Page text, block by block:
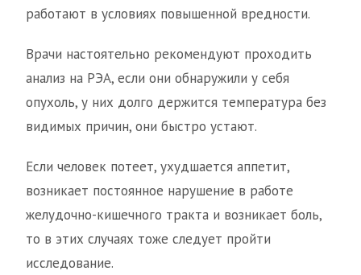
работают в условиях повышенной вредности.
Врачи настоятельно рекомендуют проходить
анализ на РЭА, если они обнаружили у себя
опухоль, у них долго держится температура без
видимых причин, они быстро устают.
Если человек потеет, ухудшается аппетит,
возникает постоянное нарушение в работе
желудочно-кишечного тракта и возникает боль,
то в этих случаях тоже следует пройти
исследование.